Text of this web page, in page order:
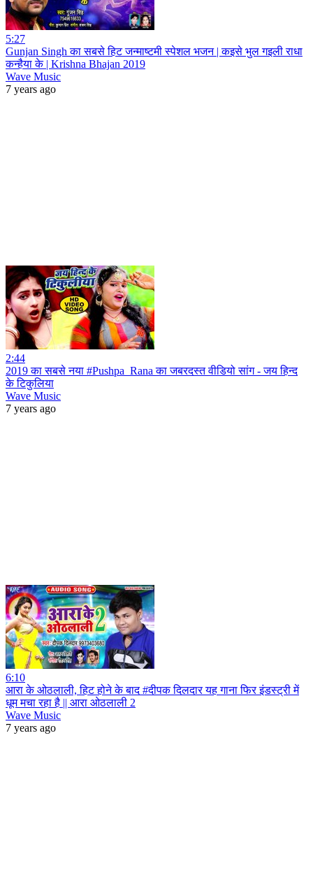
5:27
Gunjan Singh का सबसे हिट जन्माष्टमी स्पेशल भजन | कइसे भुल गइली राधा
कन्हैया के | Krishna Bhajan 2019
Wave Music
7 years ago
2:44
2019 का सबसे नया #Pushpa_Rana का जबरदस्त वीडियो सांग - जय हिन्द
के टिकुलिया
Wave Music
7 years ago
6:10
आरा के ओठलाली, हिट होने के बाद #दीपक दिलदार यह गाना फिर इंडस्ट्री में
धूम मचा रहा है || आरा ओठलाली 2
Wave Music
7 years ago